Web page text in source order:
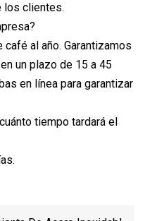
los clientes.
al año. Garantizamos
un plazo de 15 a 45
en línea para garantizar
tiempo tardará el